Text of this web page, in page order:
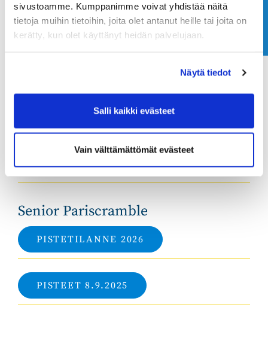
sivustoamme. Kumppanimme voivat yhdistää näitä
tietoja muihin tietoihin, joita olet antanut heille tai joita on
kerätty, kun olet käyttänyt heidän palvelujaan.
Näytä tiedot
Salli kaikki evästeet
Vain välttämättömät evästeet
Elokuu
10.8. Pariscramble - elokuu
18.8. Sennujen syysretki
14.9. Pariscramble - syyskuu
UUTISIA
Senior Pariscramble
PISTETILANNE 2026
PISTEET 8.9.2025